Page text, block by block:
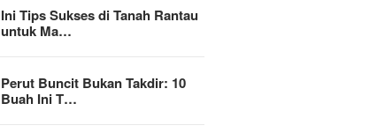
Ini Tips Sukses di Tanah Rantau
untuk Ma…
Perut Buncit Bukan Takdir: 10
Buah Ini T…